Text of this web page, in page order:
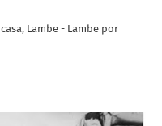
Lambe - Lambe por